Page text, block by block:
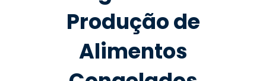
Produção de
Alimentos